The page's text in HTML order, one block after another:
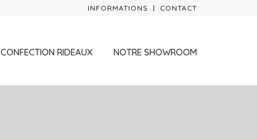
INFORMATIONS CONTACT
CONFECTION RIDEAUX NOTRE SHOWROOM